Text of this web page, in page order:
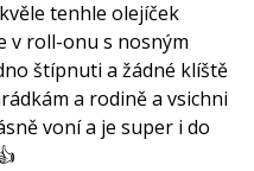
tenhle olejíček
v roll-onu s nosným
štípnuti a žádné klíště
a rodině a vsichni
voní a je super i do